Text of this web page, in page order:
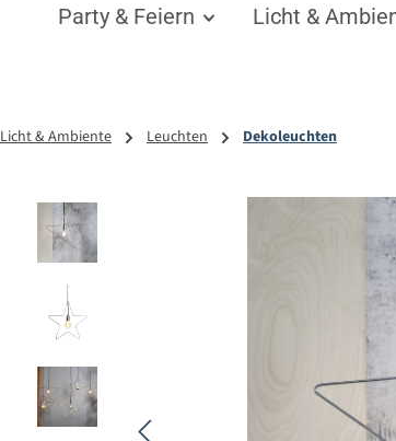
Party & Feiern Licht &
Licht & Ambiente Leuchten Dekoleuchten
Bildergalerie überspringen